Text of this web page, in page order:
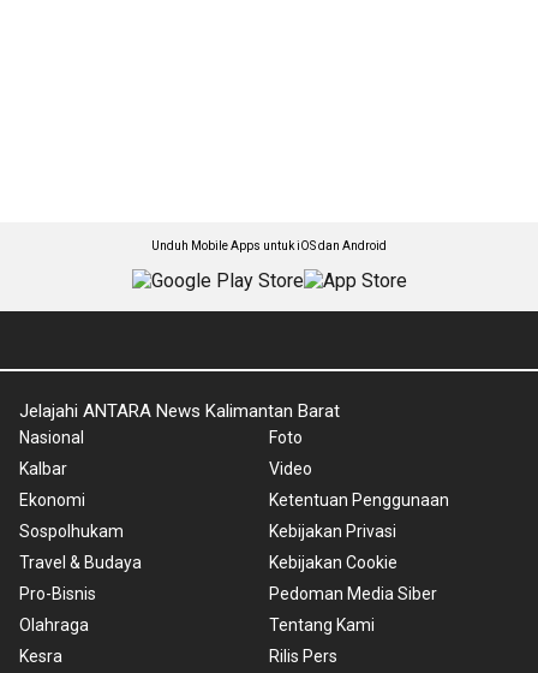
Unduh Mobile Apps untuk iOS dan Android
Jelajahi ANTARA News Kalimantan Barat
Nasional
Kalbar
Ekonomi
Sospolhukam
Travel & Budaya
Pro-Bisnis
Olahraga
Kesra
Foto
Video
Ketentuan Penggunaan
Kebijakan Privasi
Kebijakan Cookie
Pedoman Media Siber
Tentang Kami
Rilis Pers